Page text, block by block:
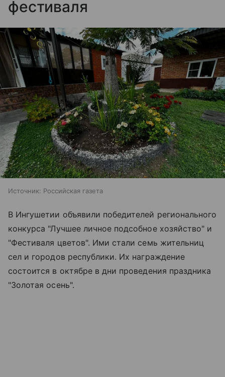
фестиваля
Источник: Российская газета
В Ингушетии объявили победителей регионального
конкурса "Лучшее личное подсобное хозяйство" и
"Фестиваля цветов". Ими стали семь жительниц
сел и городов республики. Их награждение
состоится в октябре в дни проведения праздника
"Золотая осень".